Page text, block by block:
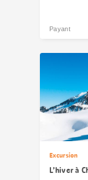
Payant
Excursion
L’hiver à